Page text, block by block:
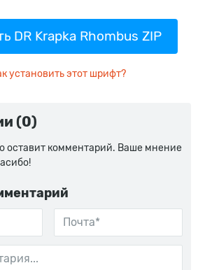
DR Krapka Rhombus ZIP
установить этот шрифт?
(0)
оставит комментарий. Ваше мнение